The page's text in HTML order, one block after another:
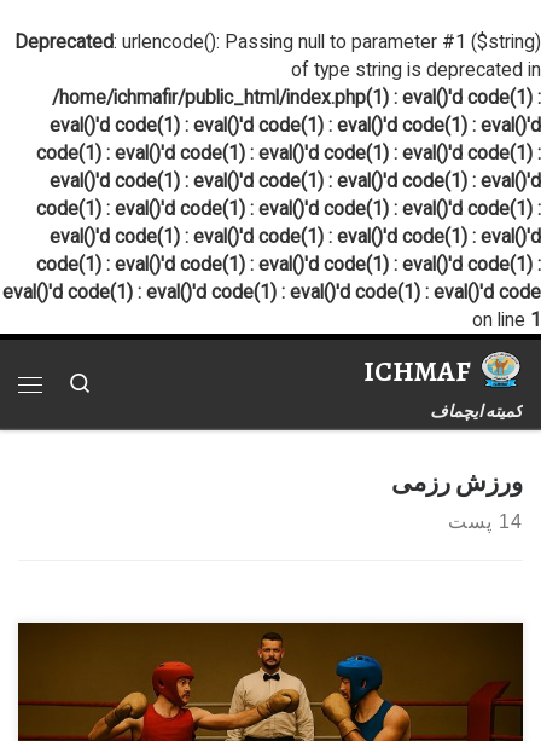
Deprecated: urlencode(): Passing null to parameter #1 ($string)
of type string is deprecated in
/home/ichmafir/public_html/index.php(1) : eval()'d code(1) :
eval()'d code(1) : eval()'d code(1) : eval()'d code(1) : eval()'d
code(1) : eval()'d code(1) : eval()'d code(1) : eval()'d code(1) :
eval()'d code(1) : eval()'d code(1) : eval()'d code(1) : eval()'d
code(1) : eval()'d code(1) : eval()'d code(1) : eval()'d code(1) :
eval()'d code(1) : eval()'d code(1) : eval()'d code(1) : eval()'d
code(1) : eval()'d code(1) : eval()'d code(1) : eval()'d code(1) :
eval()'d code(1) : eval()'d code(1) : eval()'d code(1) : eval()'d code
on line 1
پرش به محتوا
ICHMAF
کمیته ایچماف
Search
ورزش رزمی
14 پست
مسابقات کشوری کمیته ایچماف در تاریخ ۲۰ و ۲۱ آذر ماه ۱۴۰۴